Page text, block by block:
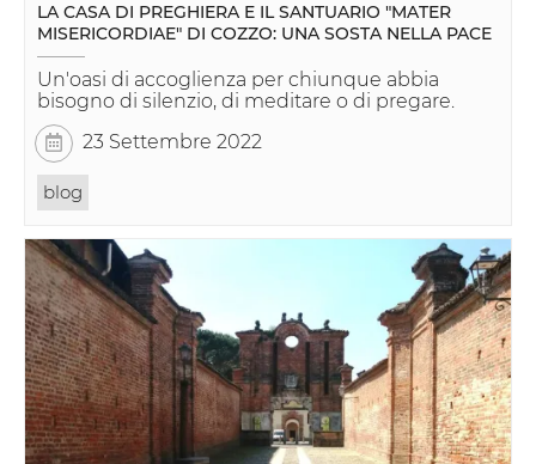
LA CASA DI PREGHIERA E IL SANTUARIO "MATER
MISERICORDIAE" DI COZZO: UNA SOSTA NELLA PACE
Un'oasi di accoglienza per chiunque abbia
bisogno di silenzio, di meditare o di pregare.
23 Settembre 2022
blog